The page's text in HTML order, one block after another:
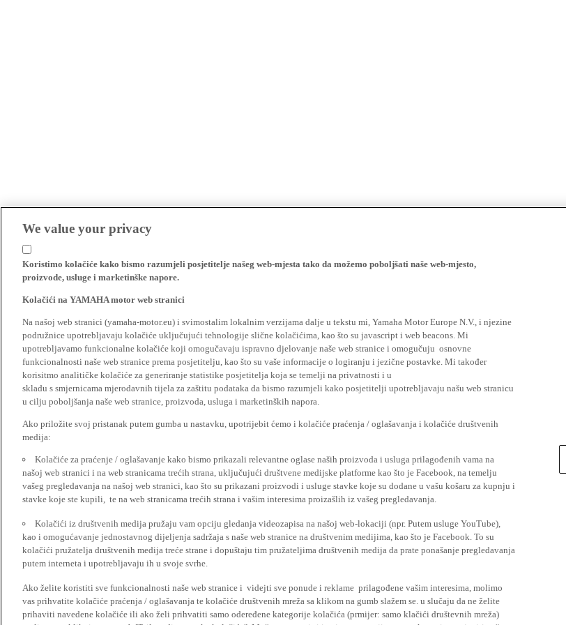
We value your privacy
Koristimo kolačiće kako bismo razumjeli posjetitelje našeg web-mjesta tako da možemo poboljšati naše web-mjesto,
proizvode, usluge i marketinške napore.
Kolačići na YAMAHA motor web stranici
Na našoj web stranici (yamaha-motor.eu) i svimostalim lokalnim verzijama dalje u tekstu mi, Yamaha Motor Europe N.V., i njezine
podružnice upotrebljavaju kolačiće uključujući tehnologije slične kolačićima, kao što su javascript i web beacons. Mi
upotrebljavamo funkcionalne kolačiće koji omogučavaju ispravno djelovanje naše web stranice i omogučuju osnovne
funkcionalnosti naše web stranice prema posjetitelju, kao što su vaše informacije o logiranju i jezične postavke. Mi također
korisitmo analitičke kolačiće za generiranje statistike posjetitelja koja se temelji na privatnosti i u
skladu s smjernicama mjerodavnih tijela za zaštitu podataka da bismo razumjeli kako posjetitelji upotrebljavaju našu web stranicu
u cilju poboljšanja naše web stranice, proizvoda, usluga i marketinških napora.
Ako priložite svoj pristanak putem gumba u nastavku, upotrijebit ćemo i kolačiće praćenja / oglašavanja i kolačiće društvenih
medija:
Kolačiće za praćenje / oglašavanje kako bismo prikazali relevantne oglase naših proizvoda i usluga prilagođenih vama na
našoj web stranici i na web stranicama trećih strana, uključujući društvene medijske platforme kao što je Facebook, na temelju
vašeg pregledavanja na našoj web stranici, kao što su prikazani proizvodi i usluge stavke koje su dodane u vašu košaru za kupnju i
stavke koje ste kupili, te na web stranicama trećih strana i vašim interesima proizašlih iz vašeg pregledavanja.
Kolačići iz društvenih medija pružaju vam opciju gledanja videozapisa na našoj web-lokaciji (npr. Putem usluge YouTube),
kao i omogućavanje jednostavnog dijeljenja sadržaja s naše web stranice na društvenim medijima, kao što je Facebook. To su
kolačići pružatelja društvenih medija treće strane i dopuštaju tim pružateljima društvenih medija da prate ponašanje pregledavanja
putem interneta i upotrebljavaju ih u svoje svrhe.
Ako želite koristiti sve funkcionalnosti naše web stranice i videjti sve ponude i reklame prilagođene vašim interesima, molimo
vas prihvatite kolačiće praćenja / oglašavanja te kolačiće društvenih mreža sa klikom na gumb slažem se. u slučaju da ne želite
prihaviti navedene kolačiće ili ako želi prihvatiti samo odeređene kategorije kolačića (prmijer: samo klačići društevnih mreža)